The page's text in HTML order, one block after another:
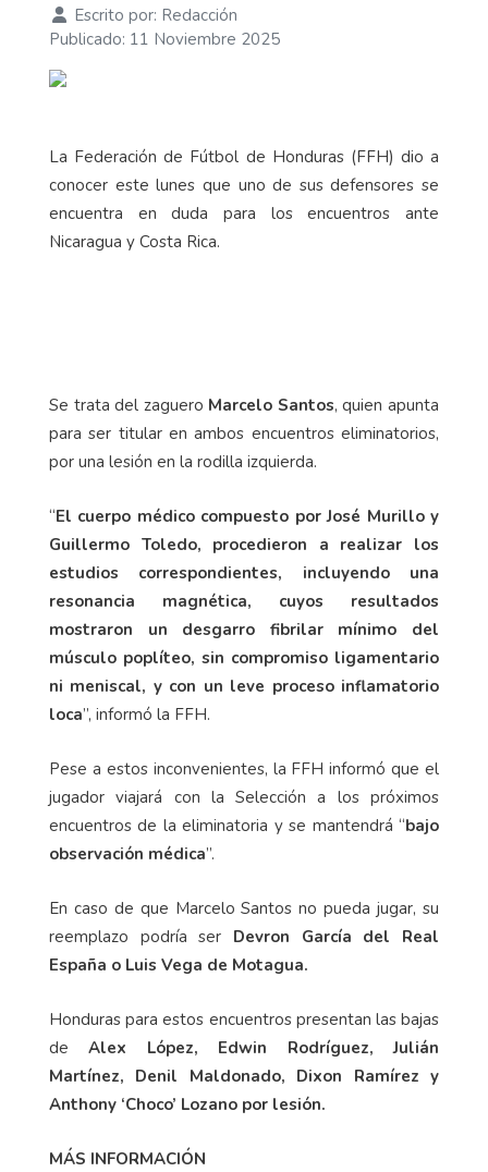
Escrito por: Redacción
Publicado: 11 Noviembre 2025
La Federación de Fútbol de Honduras (FFH) dio a
conocer este lunes que uno de sus defensores se
encuentra en duda para los encuentros ante
Nicaragua y Costa Rica.
Se trata del zaguero Marcelo Santos, quien apunta
para ser titular en ambos encuentros eliminatorios,
por una lesión en la rodilla izquierda.
“El cuerpo médico compuesto por José Murillo y
Guillermo Toledo, procedieron a realizar los
estudios correspondientes, incluyendo una
resonancia magnética, cuyos resultados
mostraron un desgarro fibrilar mínimo del
músculo poplíteo, sin compromiso ligamentario
ni meniscal, y con un leve proceso inflamatorio
loca”, informó la FFH.
Pese a estos inconvenientes, la FFH informó que el
jugador viajará con la Selección a los próximos
encuentros de la eliminatoria y se mantendrá “bajo
observación médica”.
En caso de que Marcelo Santos no pueda jugar, su
reemplazo podría ser Devron García del Real
España o Luis Vega de Motagua.
Honduras para estos encuentros presentan las bajas
deAlex López, Edwin Rodríguez, Julián
Martínez, Denil Maldonado, Dixon Ramírez y
Anthony ‘Choco’ Lozano por lesión.
MÁS INFORMACIÓN